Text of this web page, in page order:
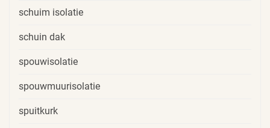
schuim isolatie
schuin dak
spouwisolatie
spouwmuurisolatie
spuitkurk